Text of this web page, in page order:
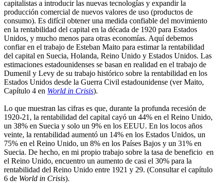
capitalistas a introducir las nuevas tecnologías y expandir la
producción comercial de nuevos valores de uso (productos de
consumo). Es difícil obtener una medida confiable del movimiento
en la rentabilidad del capital en la década de 1920 para Estados
Unidos, y mucho menos para otras economías. Aquí debemos
confiar en el trabajo de Esteban Maito para estimar la rentabilidad
del capital en Suecia, Holanda, Reino Unido y Estados Unidos. Las
estimaciones estadounidenses se basan en realidad en el trabajo de
Dumenil y Levy de su trabajo histórico sobre la rentabilidad en los
Estados Unidos desde la Guerra Civil estadounidense (ver Maito,
Capítulo 4 en World in Crisis).
Lo que muestran las cifras es que, durante la profunda recesión de
1920-21, la rentabilidad del capital cayó un 44% en el Reino Unido,
un 38% en Suecia y solo un 9% en los EEUU. En los locos años
veinte, la rentabilidad aumentó un 14% en los Estados Unidos, un
75% en el Reino Unido, un 8% en los Países Bajos y un 31% en
Suecia. De hecho, en mi propio trabajo sobre la tasa de beneficio en
el Reino Unido, encuentro un aumento de casi el 30% para la
rentabilidad del Reino Unido entre 1921 y 29. (Consultar el capítulo
6 de World in Crisis).